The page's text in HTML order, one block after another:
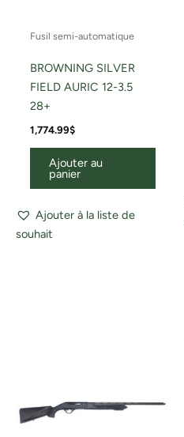
Fusil semi-automatique
BROWNING SILVER
FIELD AURIC 12-3.5
28+
1,774.99$
Ajouter au
panier
Ajouter à la liste de
souhait